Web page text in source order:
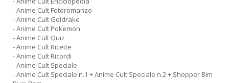
- Anime Cult Fotoromanzo
- Anime Cult Goldrake
- Anime Cult Pokemon
- Anime Cult Quiz
- Anime Cult Ricette
- Anime Cult Ricordi
- Anime Cult Speciale
- Anime Cult Speciale n.1 + Anime Cult Speciale n.2 + Shopper Bim